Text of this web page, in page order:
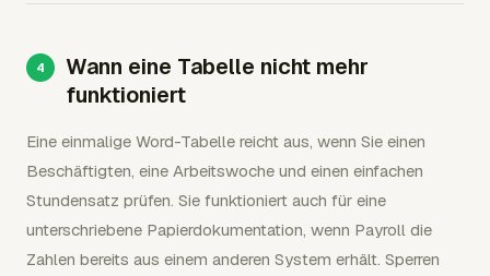
Wann eine Tabelle nicht mehr
funktioniert
Eine einmalige Word-Tabelle reicht aus, wenn Sie einen
Beschäftigten, eine Arbeitswoche und einen einfachen
Stundensatz prüfen. Sie funktioniert auch für eine
unterschriebene Papierdokumentation, wenn Payroll die
Zahlen bereits aus einem anderen System erhält. Sperren